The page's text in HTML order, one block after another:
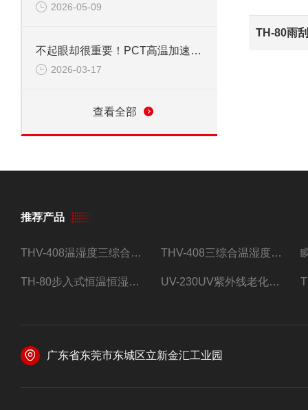
2026-05-09
不起眼却很重要！PCT高温加速老化试验箱，守护每一件产品品质
2026-03-17
查看全部
推荐产品
THV-408温湿度三综合试验箱 THV-408三综合温湿度振动试验箱
TH-80步入式恒温恒湿试验房 UV-230UV紫外线老化试验箱
广东省东莞市东城区立新金汇工业园